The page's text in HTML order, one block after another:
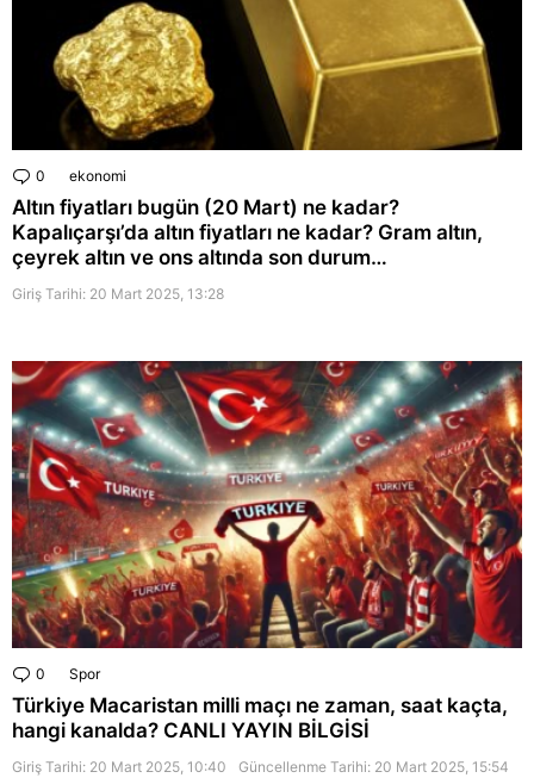
0 Comments
ekonomi
Altın fiyatları bugün (20 Mart) ne kadar?
Kapalıçarşı’da altın fiyatları ne kadar? Gram altın,
çeyrek altın ve ons altında son durum…
Giriş Tarihi: 20 Mart 2025, 13:28
0 Comments
Spor
Türkiye Macaristan milli maçı ne zaman, saat kaçta,
hangi kanalda? CANLI YAYIN BİLGİSİ
Giriş Tarihi: 20 Mart 2025, 10:40 Güncellenme Tarihi: 20 Mart 2025, 15:54